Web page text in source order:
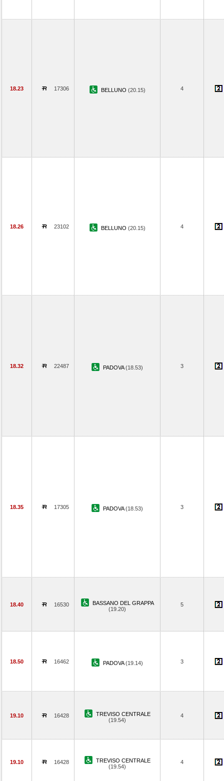
18.23 17306 BELLUNO (20.15) 4
18.26 23102 BELLUNO (20.15) 4
18.32 22487 PADOVA(18.53) 3
18.35 17305 PADOVA(18.53) 3
18.40 16530
BASSANO DEL GRAPPA
(19.20)
5
18.50 16462 PADOVA(19.14) 3
19.10 16428
TREVISO CENTRALE
(19.54)
4
19.10 16428
TREVISO CENTRALE
(19.54)
4